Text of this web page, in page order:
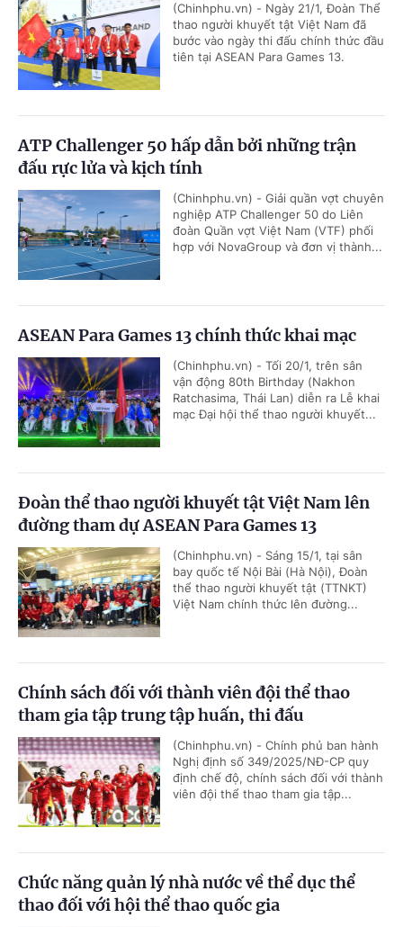
(Chinhphu.vn) - Ngày 21/1, Đoàn Thể
thao người khuyết tật Việt Nam đã
bước vào ngày thi đấu chính thức đầu
tiên tại ASEAN Para Games 13.
ATP Challenger 50 hấp dẫn bởi những trận
đấu rực lửa và kịch tính
(Chinhphu.vn) - Giải quần vợt chuyên
nghiệp ATP Challenger 50 do Liên
đoàn Quần vợt Việt Nam (VTF) phối
hợp với NovaGroup và đơn vị thành...
ASEAN Para Games 13 chính thức khai mạc
(Chinhphu.vn) - Tối 20/1, trên sân
vận động 80th Birthday (Nakhon
Ratchasima, Thái Lan) diễn ra Lễ khai
mạc Đại hội thể thao người khuyết...
Đoàn thể thao người khuyết tật Việt Nam lên
đường tham dự ASEAN Para Games 13
(Chinhphu.vn) - Sáng 15/1, tại sân
bay quốc tế Nội Bài (Hà Nội), Đoàn
thể thao người khuyết tật (TTNKT)
Việt Nam chính thức lên đường...
Chính sách đối với thành viên đội thể thao
tham gia tập trung tập huấn, thi đấu
(Chinhphu.vn) - Chính phủ ban hành
Nghị định số 349/2025/NĐ-CP quy
định chế độ, chính sách đối với thành
viên đội thể thao tham gia tập...
Chức năng quản lý nhà nước về thể dục thể
thao đối với hội thể thao quốc gia